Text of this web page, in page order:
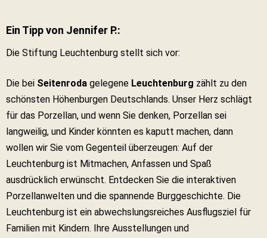
Ein Tipp von Jennifer P.:
Die Stiftung Leuchtenburg stellt sich vor:
Die bei Seitenroda gelegene Leuchtenburg zählt zu den
schönsten Höhenburgen Deutschlands. Unser Herz schlägt
für das Porzellan, und wenn Sie denken, Porzellan sei
langweilig, und Kinder könnten es kaputt machen, dann
wollen wir Sie vom Gegenteil überzeugen: Auf der
Leuchtenburg ist Mitmachen, Anfassen und Spaß
ausdrücklich erwünscht. Entdecken Sie die interaktiven
Porzellanwelten und die spannende Burggeschichte. Die
Leuchtenburg ist ein abwechslungsreiches Ausflugsziel für
Familien mit Kindern. Ihre Ausstellungen und